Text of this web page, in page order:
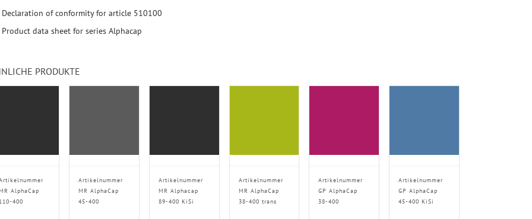
Declaration of conformity for article 510100
Product data sheet for series Alphacap
PRODUKTE
AlphaCap
400
Artikelnummer
MR AlphaCap
45-400
Artikelnummer
MR Alphacap
89-400 KiSi
Artikelnummer
MR AlphaCap
38-400 trans
Artikelnummer
GP AlphaCap
38-400
Artikelnummer
GP AlphaCap
45-400 KiSi